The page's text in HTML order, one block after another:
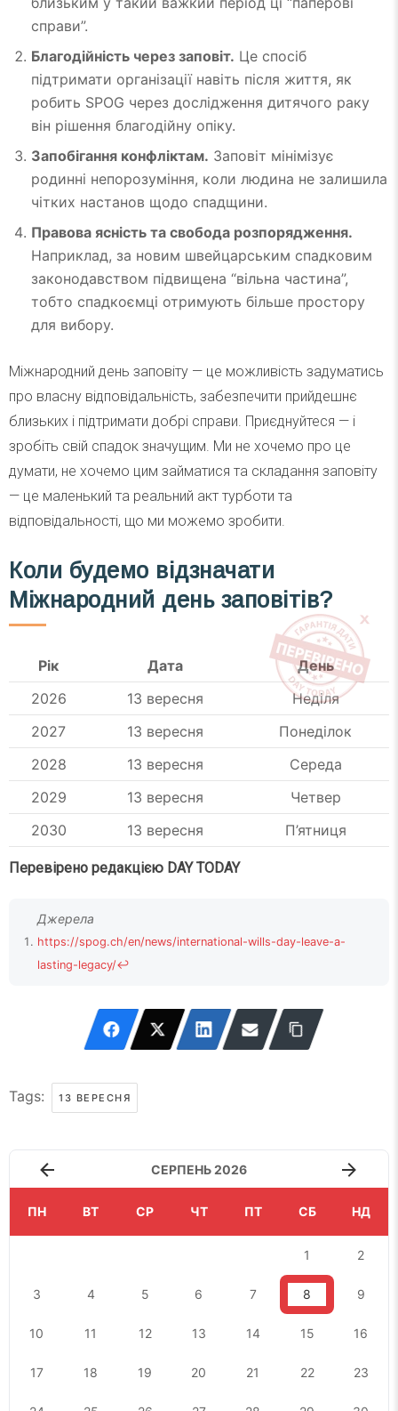
справи”.
Благодійність через заповіт. Це спосіб
підтримати організації навіть після життя, як
робить SPOG через дослідження дитячого раку
він рішення благодійну опіку.
Запобігання конфліктам. Заповіт мінімізує
родинні непорозуміння, коли людина не залишила
чітких настанов щодо спадщини.
Правова ясність та свобода розпорядження.
Наприклад, за новим швейцарським спадковим
законодавством підвищена “вільна частина”,
тобто спадкоємці отримують більше простору
для вибору.
Міжнародний день заповіту — це можливість задуматись
про власну відповідальність, забезпечити прийдешнє
близьких і підтримати добрі справи. Приєднуйтеся — і
зробіть свій спадок значущим. Ми не хочемо про це
думати, не хочемо цим займатися та складання заповіту
— це маленький та реальний акт турботи та
відповідальності, що ми можемо зробити.
Коли будемо відзначати
Міжнародний день заповітів?
Рік Дата
День
2026
13 вересня
Неділя
2027
13 вересня
Понеділок
2028
13 вересня
Середа
2029
13 вересня
Четвер
2030
13 вересня П’ятниця
Перевірено редакцією DAY TODAY
https://spog.ch/en/news/international-wills-day-leave-a-
lasting-legacy/↩
Tags: 13 ВЕРЕСНЯ
СЕРПЕНЬ 2026
ПН ВТ СР ЧТ ПТ СБ НД
1 2
3 4 5 6 7 8 9
10 11 12 13 14 15 16
17 18 19 20 21 22 23